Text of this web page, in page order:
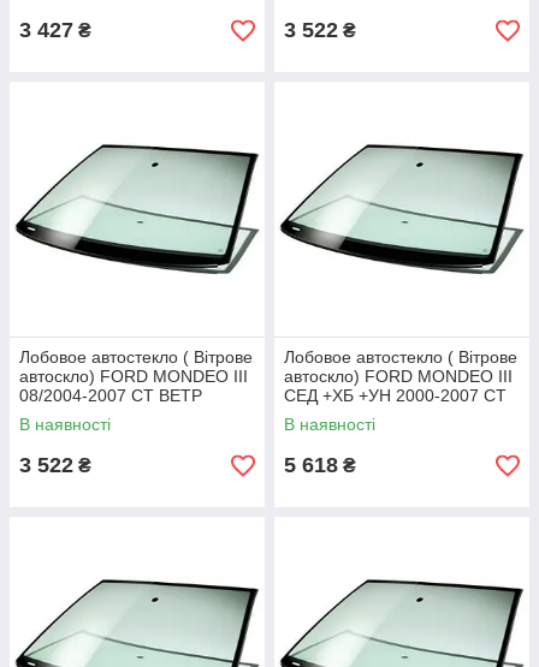
3 427 ₴ 3 522 ₴
Лобовое автостекло ( Вітрове
автоскло) FORD MONDEO III
08/2004-2007 СТ ВЕТР
ЗЛ+УО+VIN
В наявності
3 522 ₴
Лобовое автостекло ( Вітрове
автоскло) FORD MONDEO III
СЕД +ХБ +УН 2000-2007 СТ
ВЕТР ЗЛ ЭО+VIN+ИНК
В наявності
5 618 ₴